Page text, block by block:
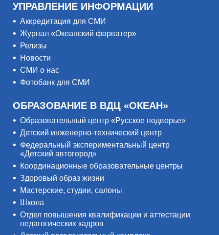
УПРАВЛЕНИЕ ИНФОРМАЦИИ
Аккредитация для СМИ
Журнал «Океанский фарватер»
Релизы
Новости
СМИ о нас
Фотобанк для СМИ
ОБРАЗОВАНИЕ В ВДЦ «ОКЕАН»
Образовательный центр «Русское подворье»
Детский инженерно-технический центр
Федеральный экспериментальный центр
«Детский автогород»
Координационные образовательные центры
Здоровый образ жизни
Мастерские, студии, салоны
Школа
Отдел повышения квалификации и аттестации
педагогических кадров